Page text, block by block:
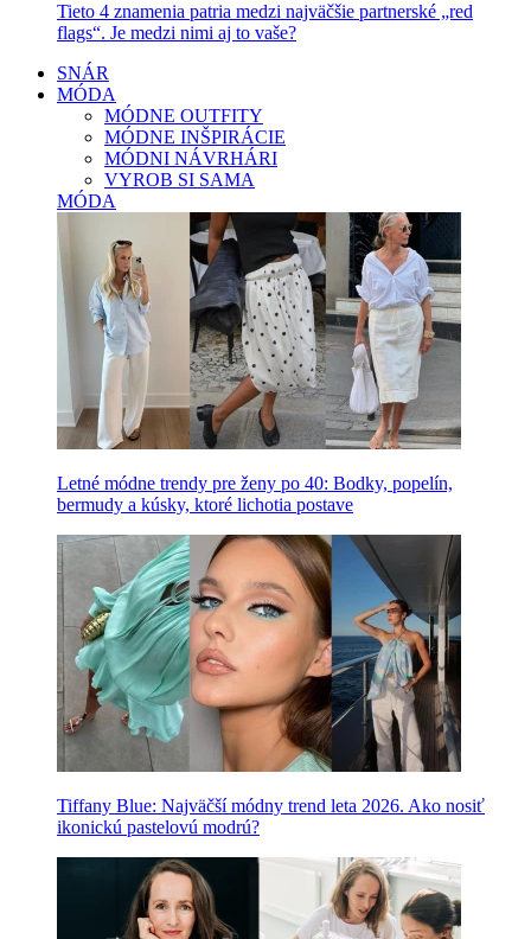
Tieto 4 znamenia patria medzi najväčšie partnerské „red
flags“. Je medzi nimi aj to vaše?
SNÁR
MÓDA
MÓDNE OUTFITY
MÓDNE INŠPIRÁCIE
MÓDNI NÁVRHÁRI
VYROB SI SAMA
MÓDA
Letné módne trendy pre ženy po 40: Bodky, popelín,
bermudy a kúsky, ktoré lichotia postave
Tiffany Blue: Najväčší módny trend leta 2026. Ako nosiť
ikonickú pastelovú modrú?